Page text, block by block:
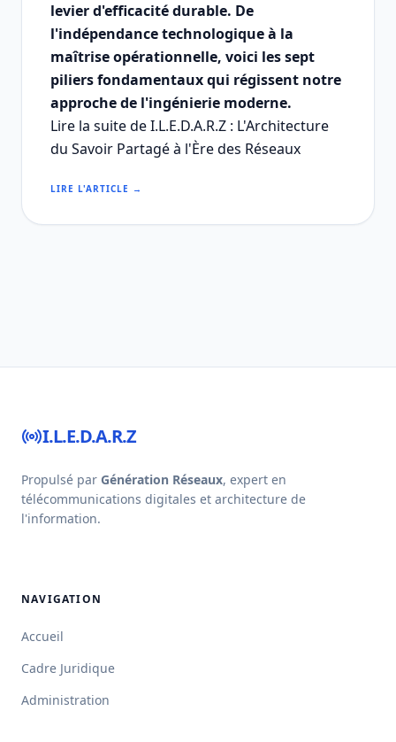
levier d'efficacité durable. De
l'indépendance technologique à la
maîtrise opérationnelle, voici les sept
piliers fondamentaux qui régissent notre
approche de l'ingénierie moderne.
Lire la suite de I.L.E.D.A.R.Z : L'Architecture
du Savoir Partagé à l'Ère des Réseaux
LIRE L'ARTICLE →
I.L.E.D.A.R.Z
Propulsé par Génération Réseaux, expert en
télécommunications digitales et architecture de
l'information.
NAVIGATION
Accueil
Cadre Juridique
Administration